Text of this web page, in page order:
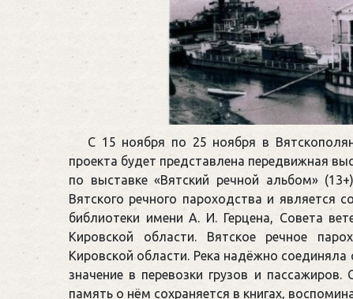
С 15 ноября по 25 ноября в
проекта будет представлена передвижная
по выставке «Вятский речной альбом»
Вятского речного пароходства и является
библиотеки имени А. И. Герцена, Совета
Кировской области. Вятское речное
Кировской области. Река надёжно
значение в перевозки грузов и
память о нём сохраняется в книгах,